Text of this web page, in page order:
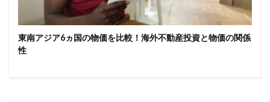
東南アジア6ヵ国の物価を比較！海外不動産投資と物価の関係
性